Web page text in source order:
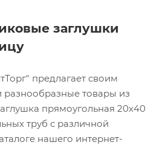
заглушки
предлагает своим
разнообразные товары из
прямоугольная 20х40
труб с различной
нашего интернет-